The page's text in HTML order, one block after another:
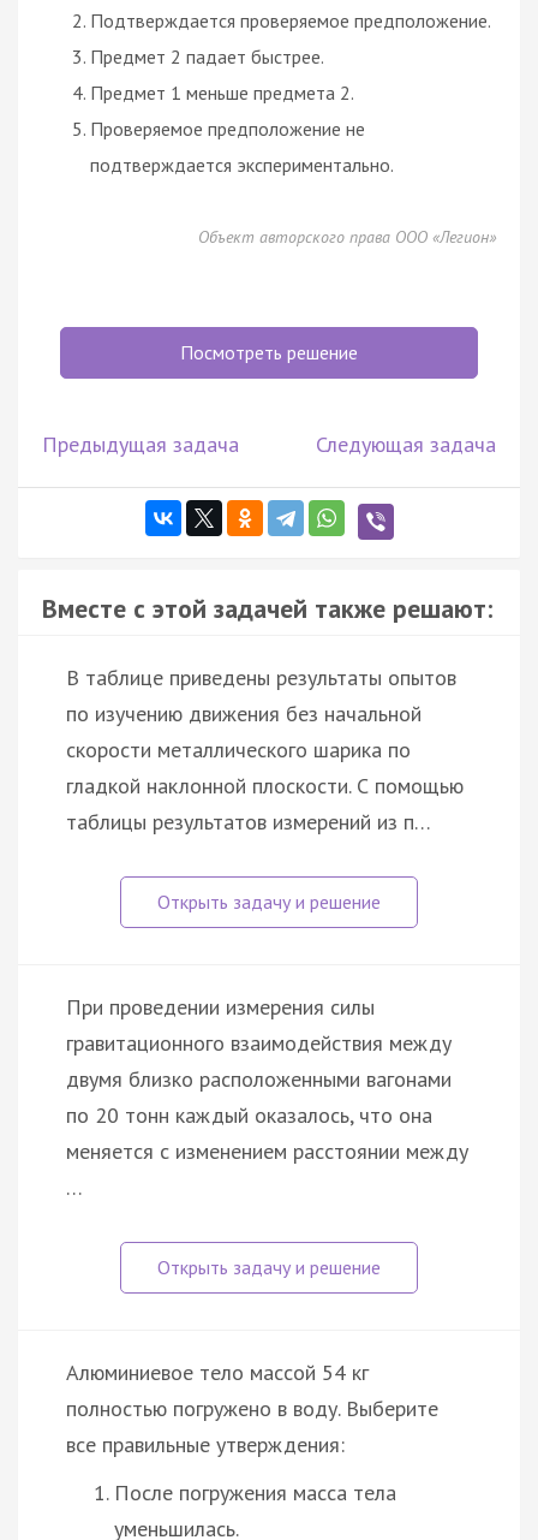
Подтверждается проверяемое предположение.
Предмет 2 падает быстрее.
Предмет 1 меньше предмета 2.
Проверяемое предположение не
подтверждается экспериментально.
Объект авторского права ООО «Легион»
Посмотреть решение
Предыдущая задача Следующая задача
Вместе с этой задачей также решают:
В таблице приведены результаты опытов
по изучению движения без начальной
скорости металлического шарика по
гладкой наклонной плоскости. С помощью
таблицы результатов измерений из п…
При проведении измерения силы
гравитационного взаимодействия между
двумя близко расположенными вагонами
по 20 тонн каждый оказалось, что она
меняется с изменением расстоянии между
…
Алюминиевое тело массой 54 кг
полностью погружено в воду. Выберите
все правильные утверждения:
После погружения масса тела
уменьшилась.